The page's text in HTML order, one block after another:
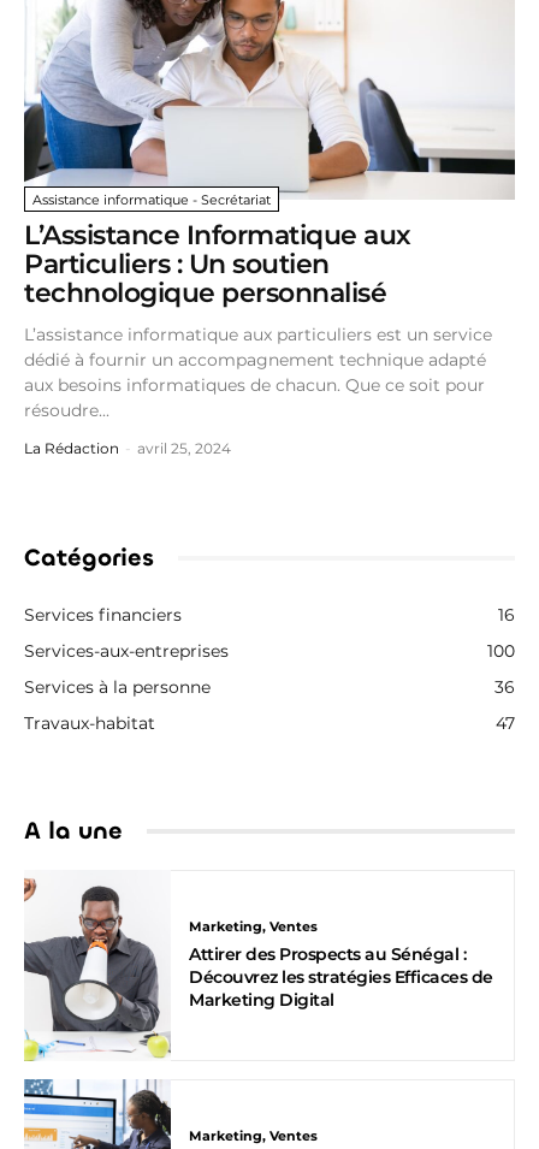
Assistance informatique - Secrétariat
L’Assistance Informatique aux
Particuliers : Un soutien
technologique personnalisé
L’assistance informatique aux particuliers est un service
dédié à fournir un accompagnement technique adapté
aux besoins informatiques de chacun. Que ce soit pour
résoudre...
La Rédaction - avril 25, 2024
Catégories
Services financiers
16
Services-aux-entreprises
100
Services à la personne
36
Travaux-habitat
47
A la une
Marketing, Ventes
Attirer des Prospects au Sénégal :
Découvrez les stratégies Efficaces de
Marketing Digital
Marketing, Ventes